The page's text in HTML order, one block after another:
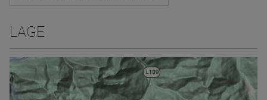
LAGE